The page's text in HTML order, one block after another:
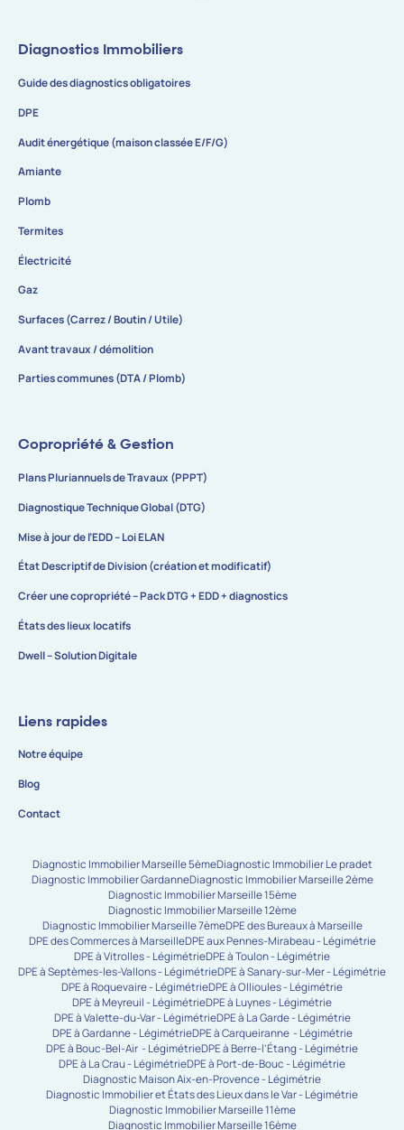
Diagnostics Immobiliers
Guide des diagnostics obligatoires
DPE
Audit énergétique (maison classée E/F/G)
Amiante
Plomb
Termites
Électricité
Gaz
Surfaces (Carrez / Boutin / Utile)
Avant travaux / démolition
Parties communes (DTA / Plomb)
Copropriété & Gestion
Plans Pluriannuels de Travaux (PPPT)
Diagnostique Technique Global (DTG)
Mise à jour de l’EDD – Loi ELAN
État Descriptif de Division (création et modificatif)
Créer une copropriété – Pack DTG + EDD + diagnostics
États des lieux locatifs
Dwell – Solution Digitale
Liens rapides
Notre équipe
Blog
Contact
Diagnostic Immobilier Marseille 5èmeDiagnostic Immobilier Le pradet
Diagnostic Immobilier GardanneDiagnostic Immobilier Marseille 2ème
Diagnostic Immobilier Marseille 15ème
Diagnostic Immobilier Marseille 12ème
Diagnostic Immobilier Marseille 7èmeDPE des Bureaux à Marseille
DPE des Commerces à MarseilleDPE aux Pennes-Mirabeau - Légimétrie
DPE à Vitrolles - LégimétrieDPE à Toulon - Légimétrie
DPE à Septèmes-les-Vallons - LégimétrieDPE à Sanary-sur-Mer - Légimétrie
DPE à Roquevaire - LégimétrieDPE à Ollioules - Légimétrie
DPE à Meyreuil - LégimétrieDPE à Luynes - Légimétrie
DPE à Valette-du-Var - LégimétrieDPE à La Garde - Légimétrie
DPE à Gardanne - LégimétrieDPE à Carqueiranne - Légimétrie
DPE à Bouc-Bel-Air - LégimétrieDPE à Berre-l’Étang - Légimétrie
DPE à La Crau - LégimétrieDPE à Port-de-Bouc - Légimétrie
Diagnostic Maison Aix-en-Provence - Légimétrie
Diagnostic Immobilier et États des Lieux dans le Var - Légimétrie
Diagnostic Immobilier Marseille 11ème
Diagnostic Immobilier Marseille 16ème